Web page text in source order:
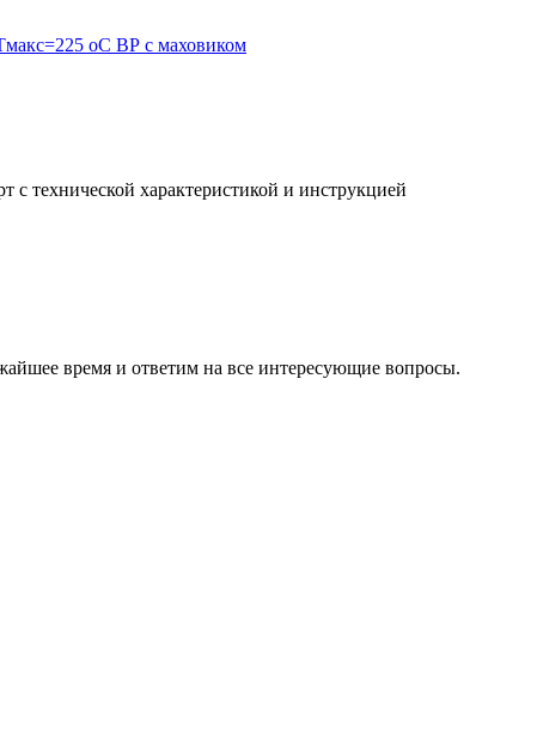
с технической характеристикой и инструкцией
время и ответим на все интересующие вопросы.